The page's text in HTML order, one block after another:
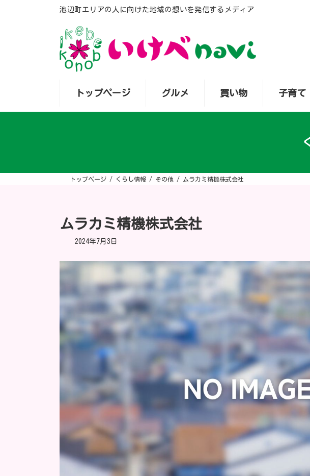
池辺町エリアの人に向けた地域の想いを発信するメディア
トップページ グルメ 買い物 子育て
トップページ くらし情報 その他 ムラカミ精機株式会社
ムラカミ精機株式会社
2024年7月3日